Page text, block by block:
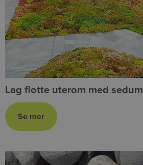
Lag flotte uterom med sedum